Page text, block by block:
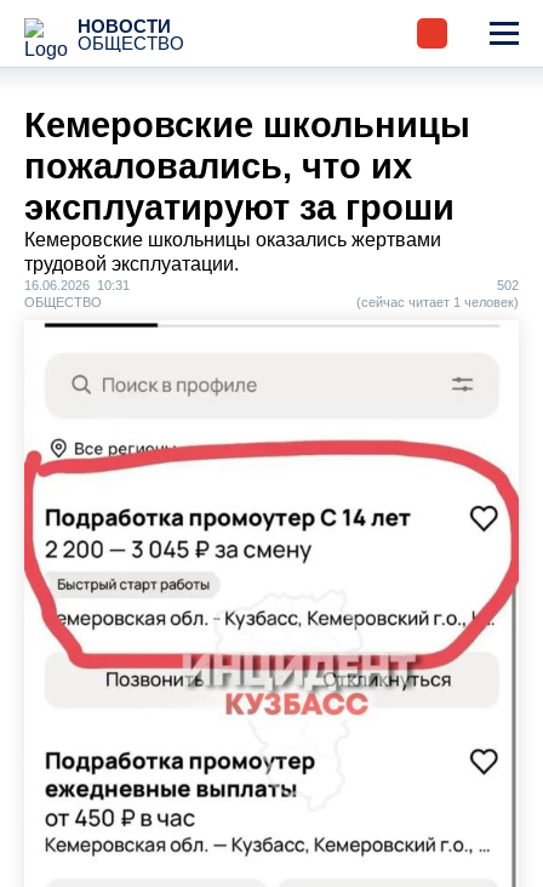
НОВОСТИ
ОБЩЕСТВО
Кемеровские школьницы
пожаловались, что их
эксплуатируют за гроши
Кемеровские школьницы оказались жертвами
трудовой эксплуатации.
16.06.2026 10:31
ОБЩЕСТВО
502
(сейчас читает 1 человек)